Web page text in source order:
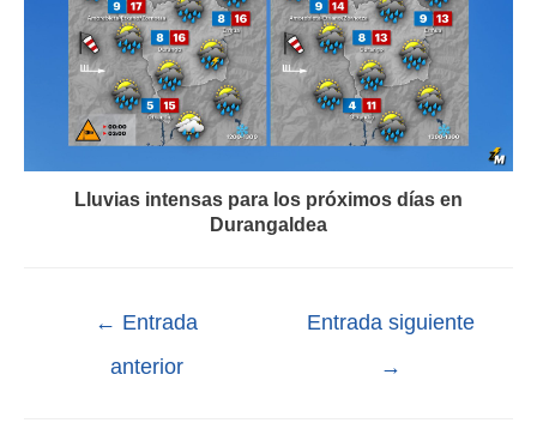
Lluvias intensas para los próximos días en
Durangaldea
← Entrada
anterior
Entrada siguiente
→